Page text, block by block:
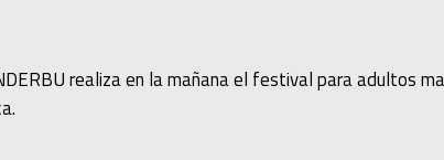
realiza en la mañana el festival para adultos